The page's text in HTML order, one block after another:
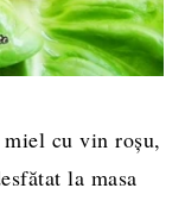
cu vin roşu,
la masa